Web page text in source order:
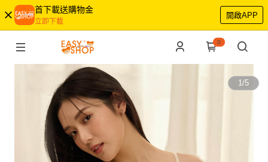
首下載送購物金
立即下載
開啟APP
0
1/5